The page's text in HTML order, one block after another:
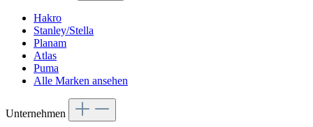
Hakro
Stanley/Stella
Planam
Atlas
Puma
Alle Marken ansehen
Unternehmen